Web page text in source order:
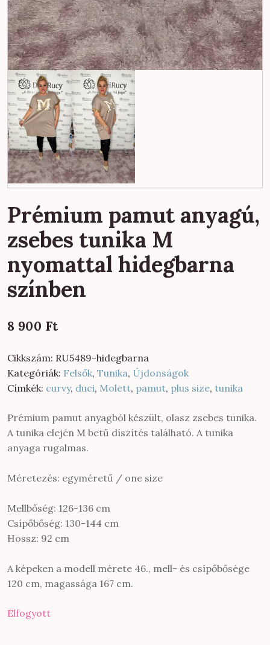
Prémium pamut anyagú,
zsebes tunika M
nyomattal hidegbarna
színben
8 900 Ft
Cikkszám: RU5489-hidegbarna
Kategóriák: Felsők, Tunika, Újdonságok
Címkék: curvy, duci, Molett, pamut, plus size, tunika
Prémium pamut anyagból készült, olasz zsebes tunika.
A tunika elején M betű díszítés található. A tunika
anyaga rugalmas.
Méretezés: egyméretű / one size
Mellbőség: 126-136 cm
Csípőbőség: 130-144 cm
Hossz: 92 cm
A képeken a modell mérete 46., mell- és csípőbősége
120 cm, magassága 167 cm.
Elfogyott